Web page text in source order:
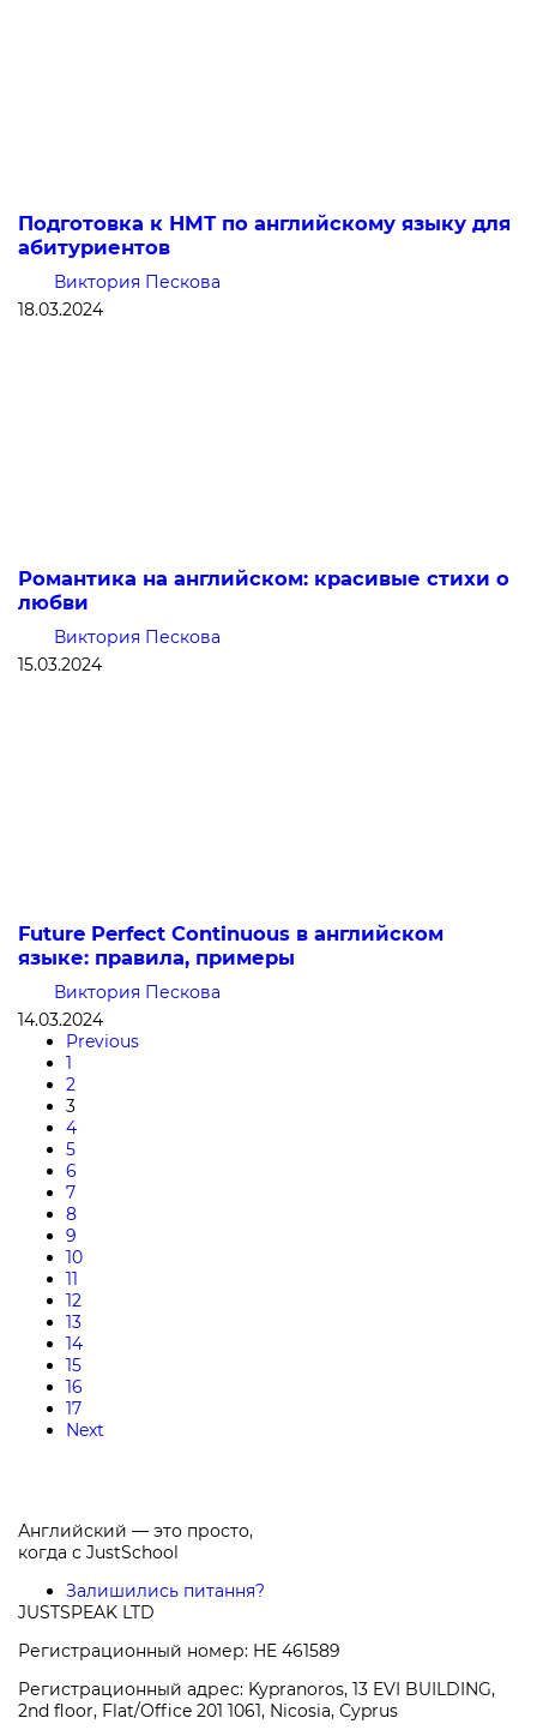
Подготовка к НМТ по английскому языку для
абитуриентов
Виктория Пескова
18.03.2024
Романтика на английском: красивые стихи о
любви
Виктория Пескова
15.03.2024
Future Perfect Continuous в английском
языке: правила, примеры
Виктория Пескова
14.03.2024
Previous
1
2
3
4
5
6
7
8
9
10
11
12
13
14
15
16
17
Next
Английский — это просто,
когда с JustSchool
Залишились питання?
JUSTSPEAK LTD
Регистрационный номер: HE 461589
Регистрационный адрес: Kypranoros, 13 EVI BUILDING,
2nd floor, Flat/Office 201 1061, Nicosia, Cyprus